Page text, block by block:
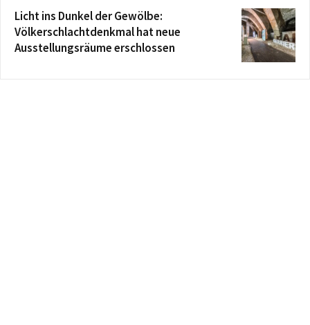
Licht ins Dunkel der Gewölbe:
Völkerschlachtdenkmal hat neue
Ausstellungsräume erschlossen